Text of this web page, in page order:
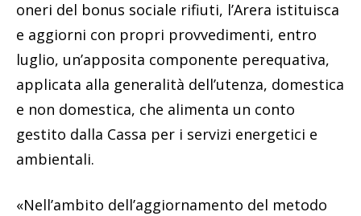
oneri del bonus sociale rifiuti, l’Arera istituisca
e aggiorni con propri provvedimenti, entro
luglio, un’apposita componente perequativa,
applicata alla generalità dell’utenza, domestica
e non domestica, che alimenta un conto
gestito dalla Cassa per i servizi energetici e
ambientali.
«Nell’ambito dell’aggiornamento del metodo